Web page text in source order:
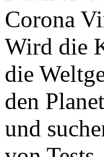
Corona
Wird die
die
den
und